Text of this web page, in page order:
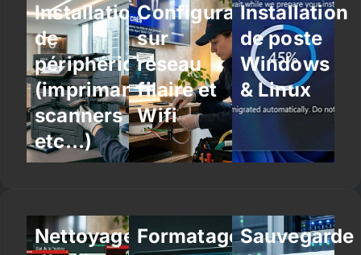
Installation
de
périphériques
(imprimantes,
scanners
etc…)
Configuration
sur
réseau
filaire et
Wifi
Installation
de poste
Windows
& Linux
Nettoyage FormatageSauvegarde